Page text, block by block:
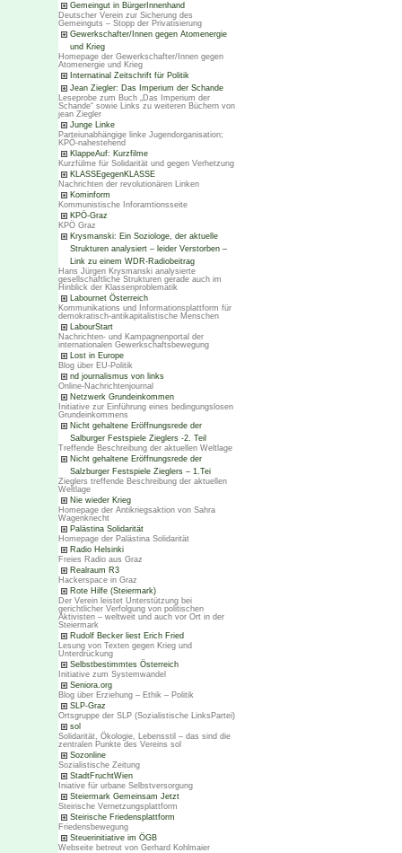
Gemeingut in BürgerInnenhand
Deutscher Verein zur Sicherung des
Gemeinguts – Stopp der Privatisierung
Gewerkschafter/Innen gegen Atomenergie
und Krieg
Homepage der Gewerkschafter/Innen gegen
Atomenergie und Krieg
Internatinal Zeitschrift für Politik
Jean Ziegler: Das Imperium der Schande
Leseprobe zum Buch „Das Imperium der
Schande“ sowie Links zu weiteren Büchern von
jean Ziegler
Junge Linke
Parteiunabhängige linke Jugendorganisation;
KPÖ-nahestehend
KlappeAuf: Kurzfilme
Kurzfülme für Solidarität und gegen Verhetzung
KLASSEgegenKLASSE
Nachrichten der revolutionären Linken
Kominform
Kommunistische Inforamtionsseite
KPÖ-Graz
KPÖ Graz
Krysmanski: Ein Soziologe, der aktuelle
Strukturen analysiert – leider Verstorben –
Link zu einem WDR-Radiobeitrag
Hans Jürgen Krysmanski analysierte
gesellschaftliche Strukturen gerade auch im
Hinblick der Klassenproblematik
Labournet Österreich
Kommunikations und Informationsplattform für
demokratisch-antikapitalistische Menschen
LabourStart
Nachrichten- und Kampagnenportal der
internationalen Gewerkschaftsbewegung
Lost in Europe
Blog über EU-Politik
nd journalismus von links
Online-Nachrichtenjournal
Netzwerk Grundeinkommen
Initiative zur Einführung eines bedingungslosen
Grundeinkommens
Nicht gehaltene Eröffnungsrede der
Salburger Festspiele Zieglers -2. Teil
Treffende Beschreibung der aktuellen Weltlage
Nicht gehaltene Eröffnungsrede der
Salzburger Festspiele Zieglers – 1.Tei
Zieglers treffende Beschreibung der aktuellen
Weltlage
Nie wieder Krieg
Homepage der Antikriegsaktion von Sahra
Wagenknecht
Palästina Solidarität
Homepage der Palästina Solidarität
Radio Helsinki
Freies Radio aus Graz
Realraum R3
Hackerspace in Graz
Rote Hilfe (Steiermark)
Der Verein leistet Unterstützung bei
gerichtlicher Verfolgung von politischen
Aktivisten – weltweit und auch vor Ort in der
Steiermark
Rudolf Becker liest Erich Fried
Lesung von Texten gegen Krieg und
Unterdrückung
Selbstbestimmtes Österreich
Initiative zum Systemwandel
Seniora.org
Blog über Erziehung – Ethik – Politik
SLP-Graz
Ortsgruppe der SLP (Sozialistische LinksPartei)
sol
Solidarität, Ökologie, Lebensstil – das sind die
zentralen Punkte des Vereins sol
Sozonline
Sozialistische Zeitung
StadtFruchtWien
Iniative für urbane Selbstversorgung
Steiermark Gemeinsam Jetzt
Steirische Vernetzungsplattform
Steirische Friedensplattform
Friedensbewegung
Steuerinitiative im ÖGB
Webseite betreut von Gerhard Kohlmaier